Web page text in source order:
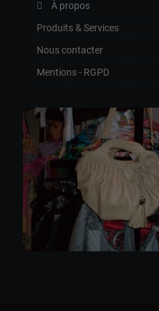
À propos
Produits & Services
Nous contacter
Mentions - RGPD